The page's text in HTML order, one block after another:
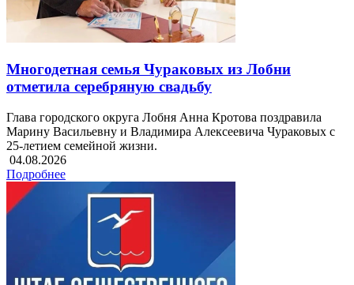
Многодетная семья Чураковых из Лобни
отметила серебряную свадьбу
Глава городского округа Лобня Анна Кротова поздравила
Марину Васильевну и Владимира Алексеевича Чураковых с
25-летием семейной жизни.
04.08.2026
Подробнее